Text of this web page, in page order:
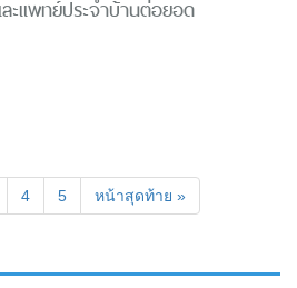
ะแพทย์ประจำบ้านต่อยอด
4 5 หน้าสุดท้าย »